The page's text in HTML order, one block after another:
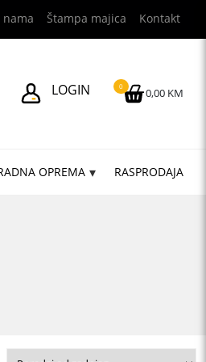
nama Štampa majica Kontakt
LOGIN 0,00 KM
0
OPREMA RASPRODAJA